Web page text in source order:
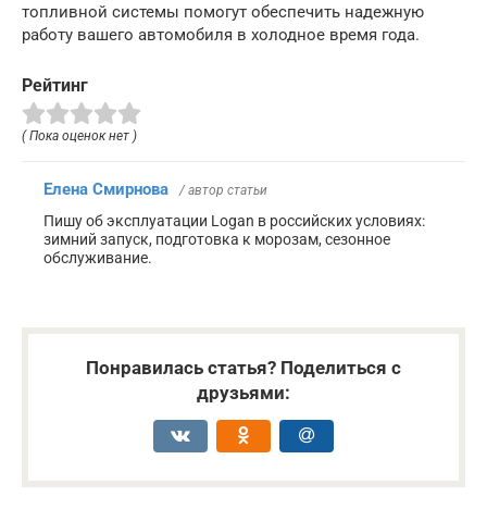
топливной системы помогут обеспечить надежную
работу вашего автомобиля в холодное время года.
Рейтинг
( Пока оценок нет )
Елена Смирнова / автор статьи
Пишу об эксплуатации Logan в российских условиях:
зимний запуск, подготовка к морозам, сезонное
обслуживание.
Понравилась статья? Поделиться с
друзьями: